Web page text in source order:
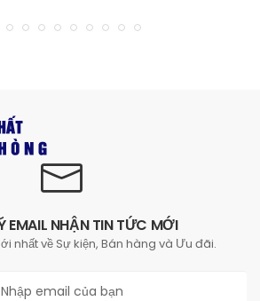
EMAIL NHẬN TIN TỨC MỚI
nhất về Sự kiện, Bán hàng và Ưu đãi.